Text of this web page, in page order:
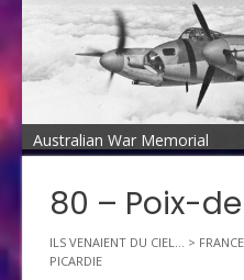
Australian War Memorial
80 – Poix-
ILS VENAIENT DU CIEL... > FRANCE
PICARDIE